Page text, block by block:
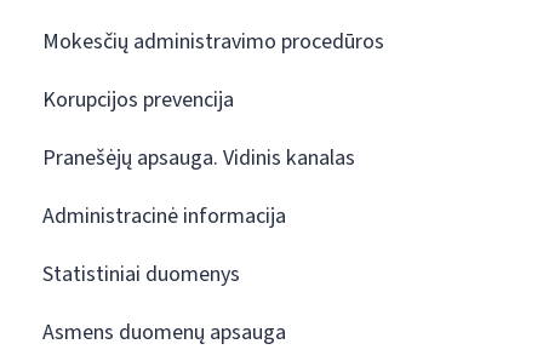
Mokesčių administravimo procedūros
Korupcijos prevencija
Pranešėjų apsauga. Vidinis kanalas
Administracinė informacija
Statistiniai duomenys
Asmens duomenų apsauga